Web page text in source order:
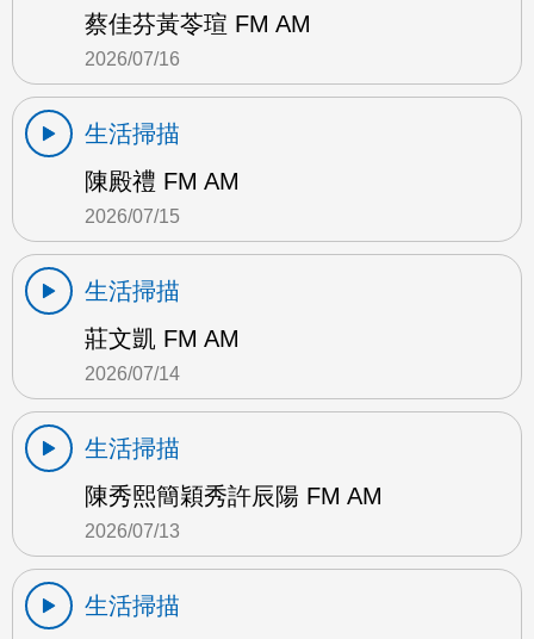
蔡佳芬黃苓瑄 FM AM
2026/07/16
生活掃描
陳殿禮 FM AM
2026/07/15
生活掃描
莊文凱 FM AM
2026/07/14
生活掃描
陳秀熙簡穎秀許辰陽 FM AM
2026/07/13
生活掃描